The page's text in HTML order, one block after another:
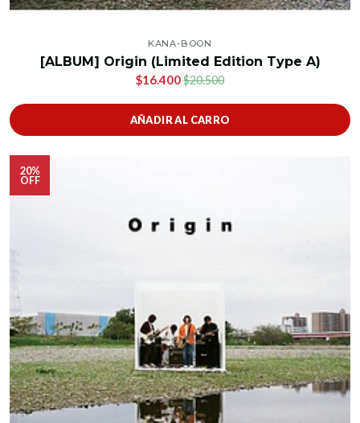
KANA-BOON
[ALBUM] Origin (Limited Edition Type A)
$16.400$20.500
AÑADIR AL CARRO
20%
OFF